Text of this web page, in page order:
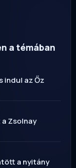
a témában
indul az Őz
Zsolnay
a nyitány